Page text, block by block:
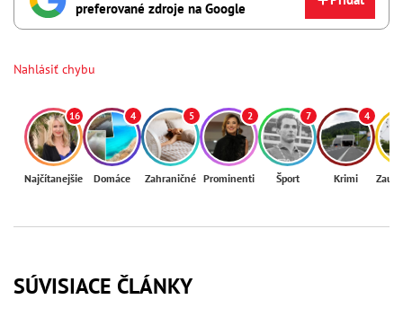
preferované zdroje na Google
Nahlásiť chybu
16
Najčítanejšie
4
Domáce
5
Zahraničné
2
Prominenti
7
Šport
4
Krimi
SÚVISIACE ČLÁNKY